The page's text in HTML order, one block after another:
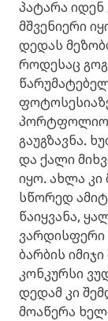
პატარა იდენ
მშვენიერი
დედას
როდესაც
პორტფოლიო
გაუგზავნა.
და ქალი
იყო. ახლა კი
სწორედ
წაიყვანა,
ვარდისფერი
ბარბის
კონკურსი
დედამ კი
მოაწერა